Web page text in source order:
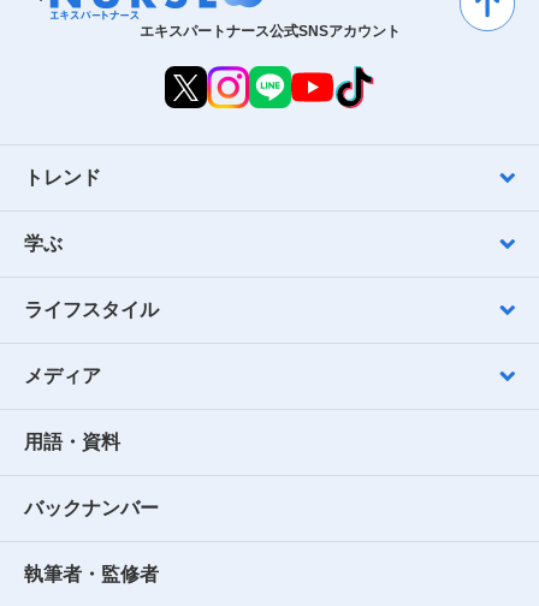
エキスパートナース公式SNSアカウント
トレンド
学ぶ
ライフスタイル
メディア
用語・資料
バックナンバー
執筆者・監修者